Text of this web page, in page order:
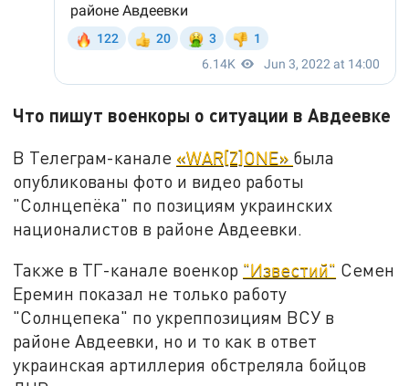
Что пишут военкоры о ситуации в Авдеевке
В Телеграм-канале «WAR[Z]ONE» была
опубликованы фото и видео работы
"Солнцепёка" по позициям украинских
националистов в районе Авдеевки.
Также в ТГ-канале военкор "Известий" Семен
Еремин показал не только работу
"Солнцепека" по укреппозициям ВСУ в
районе Авдеевки, но и то как в ответ
украинская артиллерия обстреляла бойцов